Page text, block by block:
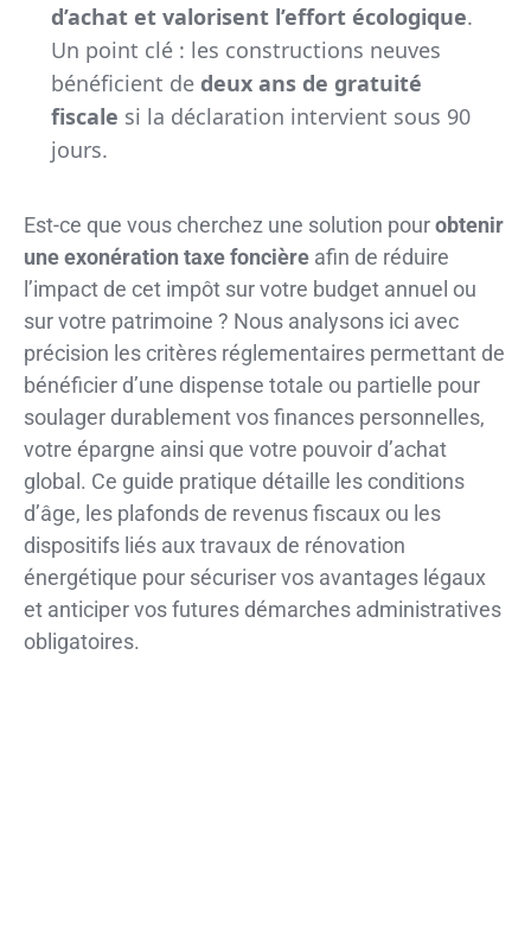
d’achat et valorisent l’effort écologique.
Un point clé : les constructions neuves
bénéficient de deux ans de gratuité
fiscale si la déclaration intervient sous 90
jours.
Est-ce que vous cherchez une solution pourobtenir
une exonération taxe foncière afin de réduire
l’impact de cet impôt sur votre budget annuel ou
sur votre patrimoine ? Nous analysons ici avec
précision les critères réglementaires permettant de
bénéficier d’une dispense totale ou partielle pour
soulager durablement vos finances personnelles,
votre épargne ainsi que votre pouvoir d’achat
global. Ce guide pratique détaille les conditions
d’âge, les plafonds de revenus fiscaux ou les
dispositifs liés aux travaux de rénovation
énergétique pour sécuriser vos avantages légaux
et anticiper vos futures démarches administratives
obligatoires.